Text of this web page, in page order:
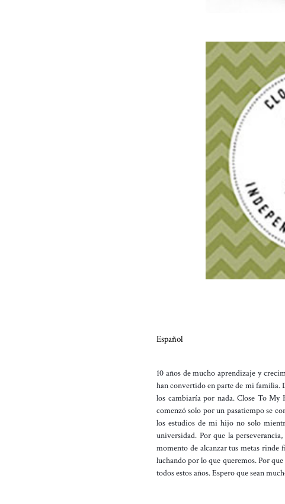
Español
10 años de mucho aprendizaje y
han convertido en parte de mi familia.
los cambiaría por nada. Close To
comenzó solo por un pasatiempo se
los estudios de mi hijo no solo
universidad. Por que la
momento de alcanzar tus metas rinde
luchando por lo que queremos. Por
todos estos años. Espero que sean